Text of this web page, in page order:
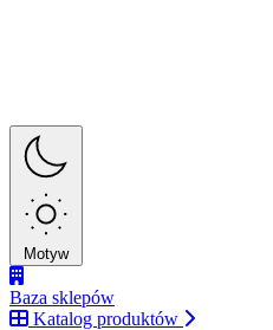
Motyw
Baza sklepów
Katalog produktów